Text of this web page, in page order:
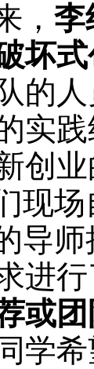
，李
坏
的
实
创
现
导
进
或
学